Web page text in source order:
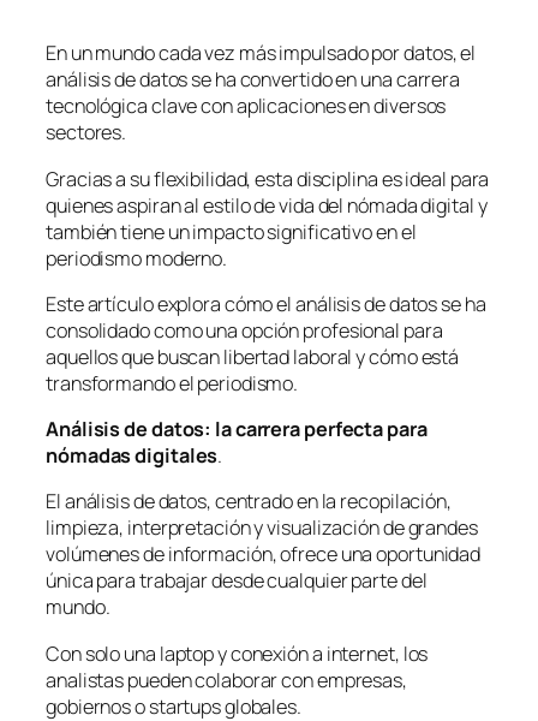
En un mundo cada vez más impulsado por datos, el
análisis de datos se ha convertido en una carrera
tecnológica clave con aplicaciones en diversos
sectores.
Gracias a su flexibilidad, esta disciplina es ideal para
quienes aspiran al estilo de vida del nómada digital y
también tiene un impacto significativo en el
periodismo moderno.
Este artículo explora cómo el análisis de datos se ha
consolidado como una opción profesional para
aquellos que buscan libertad laboral y cómo está
transformando el periodismo.
Análisis de datos: la carrera perfecta para
nómadas digitales.
El análisis de datos, centrado en la recopilación,
limpieza, interpretación y visualización de grandes
volúmenes de información, ofrece una oportunidad
única para trabajar desde cualquier parte del
mundo.
Con solo una laptop y conexión a internet, los
analistas pueden colaborar con empresas,
gobiernos o startups globales.